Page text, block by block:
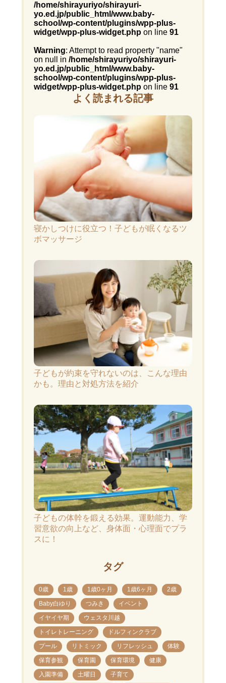
/home/shirayuriyo/shirayuri-
yo.ed.jp/public_html/www.baby-
school/wp-content/plugins/wpp-plus-
widget/wpp-plus-widget.phpon line 91
Warning: Attempt to read property "name"
on null in /home/shirayuriyo/shirayuri-
yo.ed.jp/public_html/www.baby-
school/wp-content/plugins/wpp-plus-
widget/wpp-plus-widget.phpon line 91
よく読まれる記事
寝かしつけに役立つ！子どもが眠くなるツ
ボマッサージ
子どもが約束を守れないのは、こんな理由
かも。理由と対処方法を紹介
子どもの体幹を鍛える効果。運動能力、学
習意欲の向上など、身体面・心理面でプラ
スに！
タグ
0歳 1歳 1歳0ヶ月 1歳6ヶ月
2歳
Baby白ゆり
つみき
イベント
イヤイヤ期
ウェスタ川越
トイレトレーニング
ドルフィンクラブ
プール
リトミック リフレッシュ
体験
保育参観
保育園 保育環境
健康
入園準備
土曜日
子育て